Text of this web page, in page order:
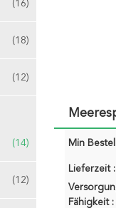
(16)
(18)
(12)
(14)
(12)
Min
Lieferzeit :
Fähigkeit :